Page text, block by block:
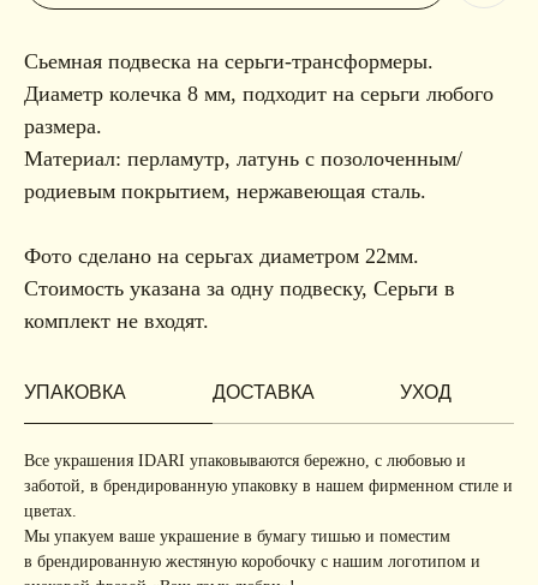
Сьемная подвеска на серьги-трансформеры.
Диаметр колечка 8 мм, подходит на серьги любого
размера.
Материал: перламутр, латунь с позолоченным/
родиевым покрытием, нержавеющая сталь.
Фото сделано на серьгах диаметром 22мм.
Стоимость указана за одну подвеску, Серьги в
комплект не входят.
УПАКОВКА ДОСТАВКА УХОД
Все украшения IDARI упаковываются бережно, с любовью и
заботой, в брендированную упаковку в нашем фирменном стиле и
цветах.
Мы упакуем ваше украшение в бумагу тишью и поместим
в брендированную жестяную коробочку с нашим логотипом и